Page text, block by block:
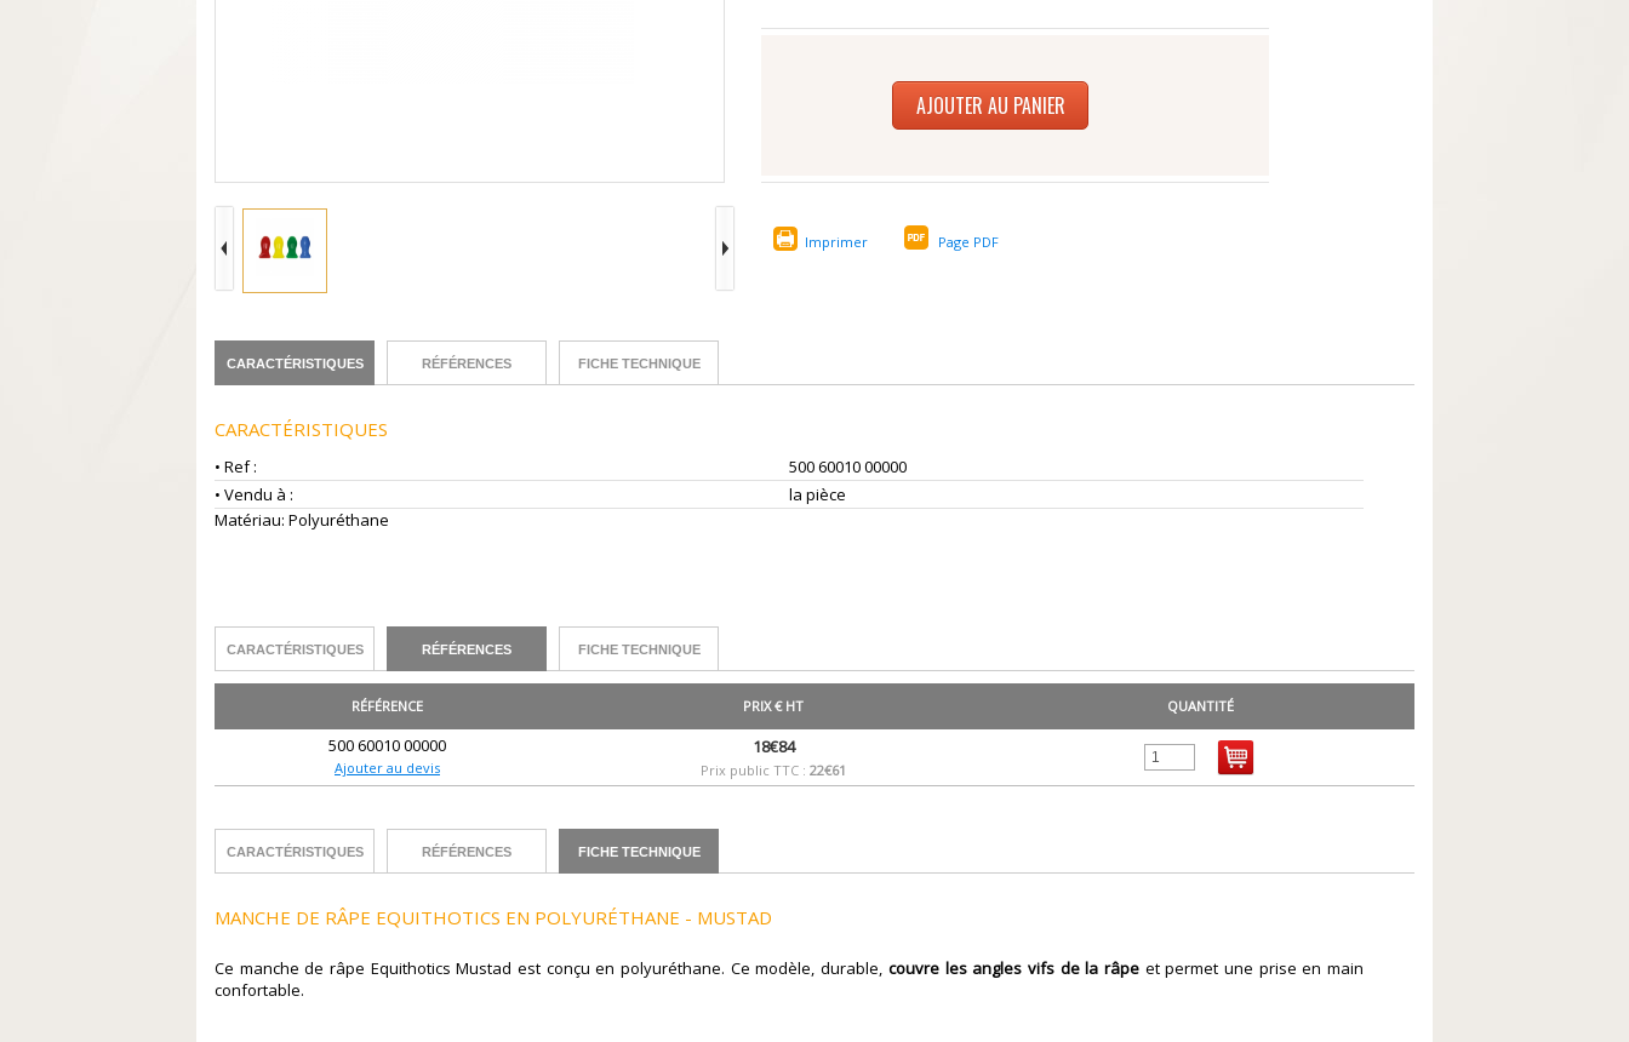
AJOUTER AU PANIER
Imprimer Page PDF
CARACTÉRISTIQUES RÉFÉRENCES FICHE TECHNIQUE
CARACTÉRISTIQUES
• Ref :
500 60010 00000
• Vendu à :
la pièce
Matériau: Polyuréthane
CARACTÉRISTIQUES RÉFÉRENCES FICHE TECHNIQUE
RÉFÉRENCE PRIX € HT QUANTITÉ
500 60010 00000
Ajouter au devis
18€84
Prix public TTC : 22€61
CARACTÉRISTIQUES RÉFÉRENCES FICHE TECHNIQUE
MANCHE DE RÂPE EQUITHOTICS EN POLYURÉTHANE - MUSTAD
Ce manche de râpe Equithotics Mustad est conçu en polyuréthane. Ce modèle, durable, couvre les angles vifs de la râpeet permet une prise en main
confortable.